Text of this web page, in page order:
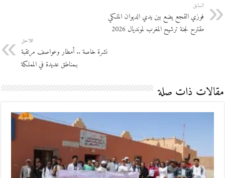
السابق
فوزي القجع يضع بين يدي الديوان الملكي
مقترح لجنة ترشيح المغرب لمونديال 2026
اللاحق
نشرة خاصة .. أمطار وعواصف مرتقبة
بـمناطق عديدة في المملكة
مقالات ذات صلة